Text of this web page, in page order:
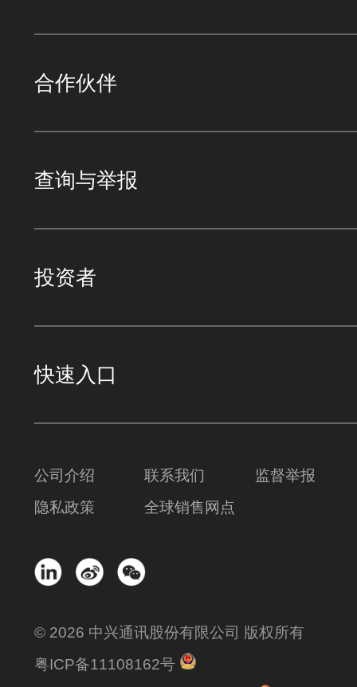
合作伙伴
查询与举报
投资者
快速入口
公司介绍 联系我们
监督举报
隐私政策
全球销售网点
© 2026 中兴通讯股份有限公司 版权所有
粤ICP备11108162号